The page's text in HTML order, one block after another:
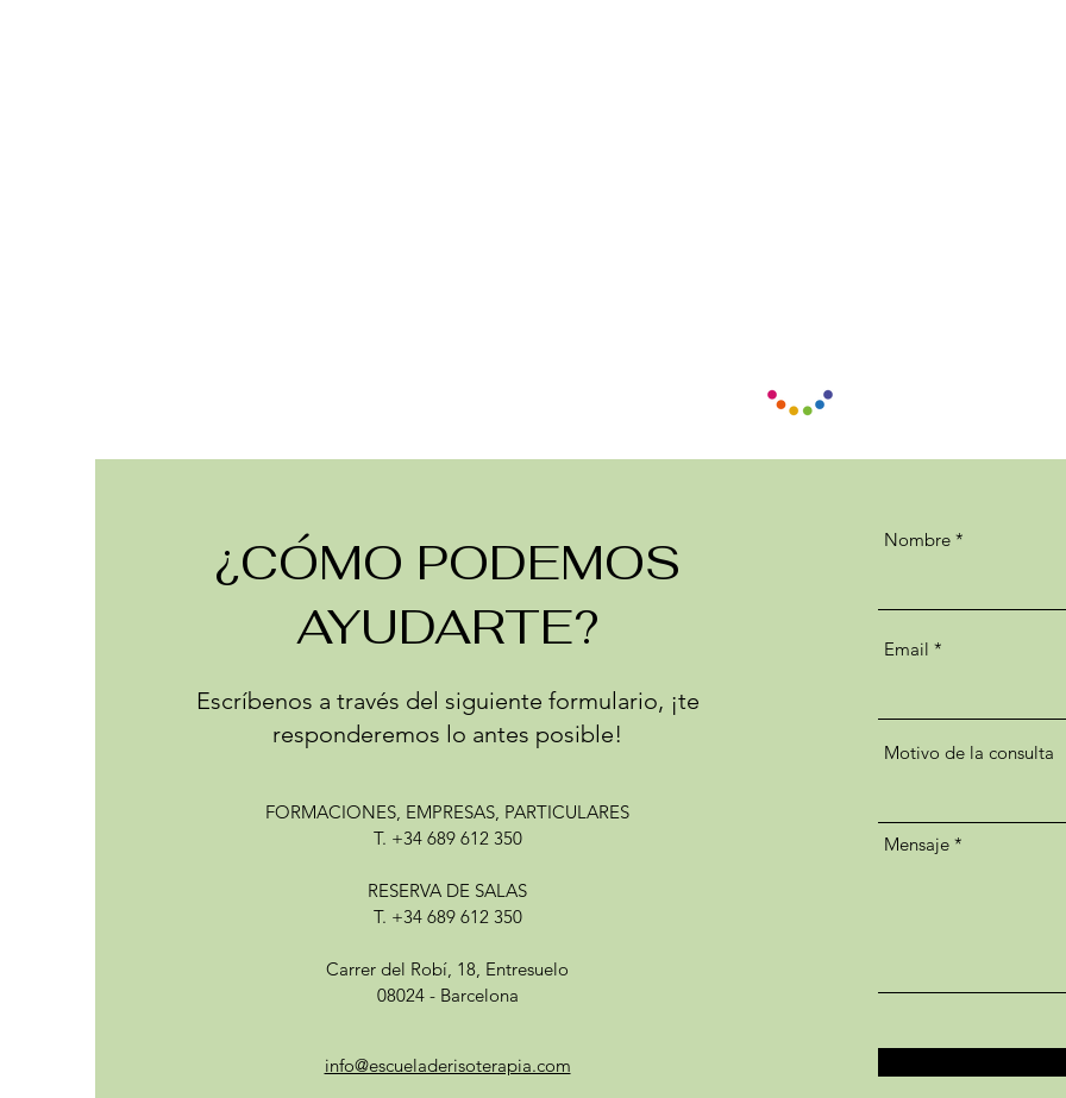
¿CÓMO PODEMOS
AYUDARTE?
Escríbenos a través del siguiente formulario, ¡te
responderemos lo antes posible!
FORMACIONES, EMPRESAS, PARTICULARES
T. +34 689 612 350
RESERVA DE SALAS
T. +34 689 612 350
Carrer del Robí, 18, Entresuelo
08024 - Barcelona
info@escueladerisoterapia.com
Nombre
Email
Motivo de la consulta
Mensaje